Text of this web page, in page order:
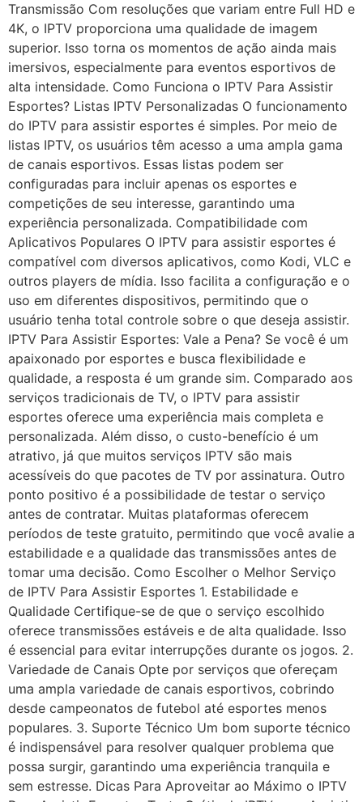
Transmissão Com resoluções que variam entre Full HD e
4K, o IPTV proporciona uma qualidade de imagem
superior. Isso torna os momentos de ação ainda mais
imersivos, especialmente para eventos esportivos de
alta intensidade. Como Funciona o IPTV Para Assistir
Esportes? Listas IPTV Personalizadas O funcionamento
do IPTV para assistir esportes é simples. Por meio de
listas IPTV, os usuários têm acesso a uma ampla gama
de canais esportivos. Essas listas podem ser
configuradas para incluir apenas os esportes e
competições de seu interesse, garantindo uma
experiência personalizada. Compatibilidade com
Aplicativos Populares O IPTV para assistir esportes é
compatível com diversos aplicativos, como Kodi, VLC e
outros players de mídia. Isso facilita a configuração e o
uso em diferentes dispositivos, permitindo que o
usuário tenha total controle sobre o que deseja assistir.
IPTV Para Assistir Esportes: Vale a Pena? Se você é um
apaixonado por esportes e busca flexibilidade e
qualidade, a resposta é um grande sim. Comparado aos
serviços tradicionais de TV, o IPTV para assistir
esportes oferece uma experiência mais completa e
personalizada. Além disso, o custo-benefício é um
atrativo, já que muitos serviços IPTV são mais
acessíveis do que pacotes de TV por assinatura. Outro
ponto positivo é a possibilidade de testar o serviço
antes de contratar. Muitas plataformas oferecem
períodos de teste gratuito, permitindo que você avalie a
estabilidade e a qualidade das transmissões antes de
tomar uma decisão. Como Escolher o Melhor Serviço
de IPTV Para Assistir Esportes 1. Estabilidade e
Qualidade Certifique-se de que o serviço escolhido
oferece transmissões estáveis e de alta qualidade. Isso
é essencial para evitar interrupções durante os jogos. 2.
Variedade de Canais Opte por serviços que ofereçam
uma ampla variedade de canais esportivos, cobrindo
desde campeonatos de futebol até esportes menos
populares. 3. Suporte Técnico Um bom suporte técnico
é indispensável para resolver qualquer problema que
possa surgir, garantindo uma experiência tranquila e
sem estresse. Dicas Para Aproveitar ao Máximo o IPTV